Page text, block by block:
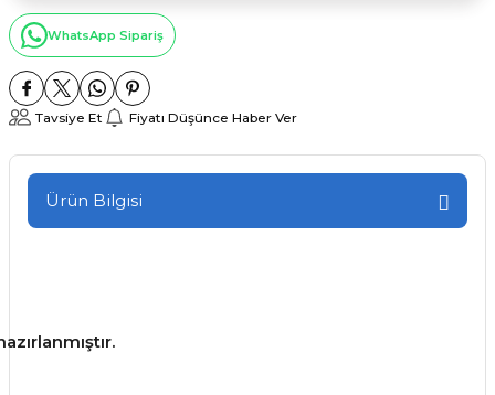
WhatsApp Sipariş
Tavsiye Et Fiyatı Düşünce Haber Ver
Ürün Bilgisi